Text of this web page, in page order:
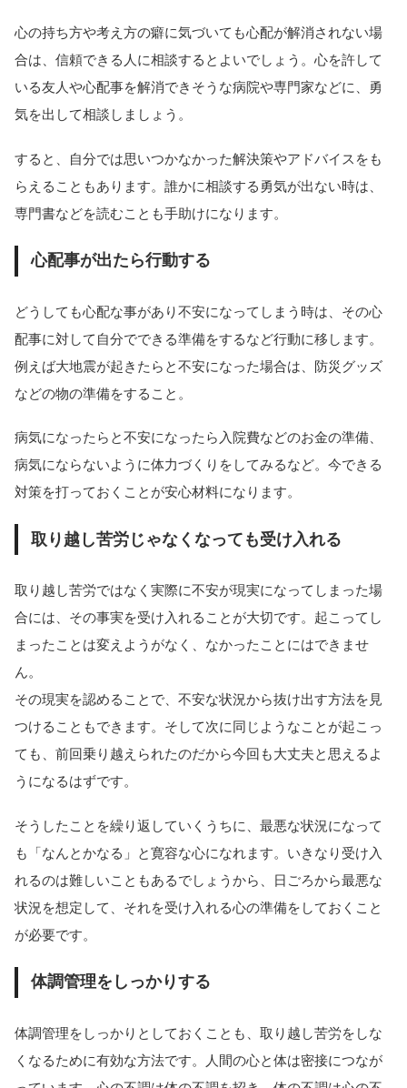
心の持ち方や考え方の癖に気づいても心配が解消されない場
合は、信頼できる人に相談するとよいでしょう。心を許して
いる友人や心配事を解消できそうな病院や専門家などに、勇
気を出して相談しましょう。
すると、自分では思いつかなかった解決策やアドバイスをも
らえることもあります。誰かに相談する勇気が出ない時は、
専門書などを読むことも手助けになります。
心配事が出たら行動する
どうしても心配な事があり不安になってしまう時は、その心
配事に対して自分でできる準備をするなど行動に移します。
例えば大地震が起きたらと不安になった場合は、防災グッズ
などの物の準備をすること。
病気になったらと不安になったら入院費などのお金の準備、
病気にならないように体力づくりをしてみるなど。今できる
対策を打っておくことが安心材料になります。
取り越し苦労じゃなくなっても受け入れる
取り越し苦労ではなく実際に不安が現実になってしまった場
合には、その事実を受け入れることが大切です。起こってし
まったことは変えようがなく、なかったことにはできませ
ん。
その現実を認めることで、不安な状況から抜け出す方法を見
つけることもできます。そして次に同じようなことが起こっ
ても、前回乗り越えられたのだから今回も大丈夫と思えるよ
うになるはずです。
そうしたことを繰り返していくうちに、最悪な状況になって
も「なんとかなる」と寛容な心になれます。いきなり受け入
れるのは難しいこともあるでしょうから、日ごろから最悪な
状況を想定して、それを受け入れる心の準備をしておくこと
が必要です。
体調管理をしっかりする
体調管理をしっかりとしておくことも、取り越し苦労をしな
くなるために有効な方法です。人間の心と体は密接につなが